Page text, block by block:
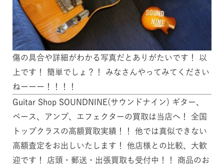
傷の具合や詳細がわかる写真だとありがたいです！ 以
上です！ 簡単でしょ？！ みなさんやってみてください
ねーーー！！！！
Guitar Shop SOUNDNINE(サウンドナイン) ギター、
ベース、アンプ、エフェクターの買取は当店へ！ 全国
トップクラスの高額買取実績！！ 他では真似できない
高額査定をお出しいたします！ 他店様との比較、大歓
迎です！ 店頭・郵送・出張買取も受付中！！ 商品のお